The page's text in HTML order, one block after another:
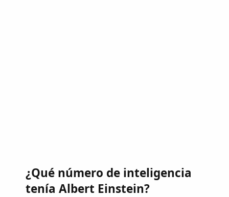
¿Qué número de inteligencia
tenía Albert Einstein?